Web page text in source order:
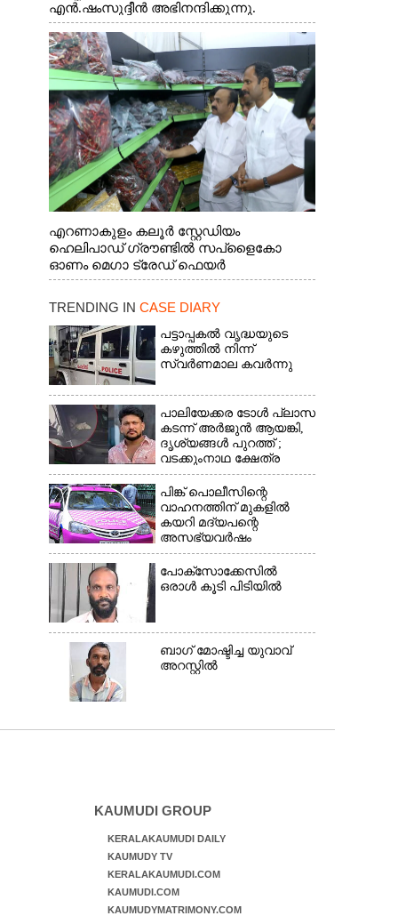
എൻ.ഷംസുദ്ദീൻ അഭിനന്ദിക്കുന്നു.
എറണാകുളം കലൂർ സ്റ്റേഡിയം
ഹെലിപാഡ് ഗ്രൗണ്ടിൽ സപ്ളൈകോ
ഓണം മെഗാ ട്രേഡ് ഫെയർ
സംസ്ഥാനതല ഉദ്ഘാടനം നിർവഹിച്ച്
സതീശൻ. മന്ത്രി അനൂപ് ജേക്കബ് സമീപം
TRENDING IN CASE DIARY
പട്ടാപ്പകൽ വൃദ്ധയുടെ
കഴുത്തിൽ നിന്ന്
സ്വർണമാല കവർന്നു
പാലിയേക്കര ടോൾ പ്ലാസ
കടന്ന് അർജുൻ ആയങ്കി,​
ദൃശ്യങ്ങൾ പുറത്ത് ;
വടക്കുംനാഥ ക്ഷേത്ര
മൈതാനത്തുണ്ടെന്ന്
ഫേസ്ബുക്ക് പോസ്റ്റ്
പിങ്ക് പൊലീസിന്റെ
വാഹനത്തിന് മുകളിൽ
കയറി മദ്യപന്റെ
അസഭ്യവ‌ർഷം
പോക്സോക്കേസിൽ
ഒരാൾ കൂടി പിടിയിൽ
ബാഗ് മോഷ്ടിച്ച യുവാവ്
അറസ്റ്റിൽ
KAUMUDI GROUP
KERALAKAUMUDI DAILY
KAUMUDY TV
KERALAKAUMUDI.COM
KAUMUDI.COM
KAUMUDYMATRIMONY.COM